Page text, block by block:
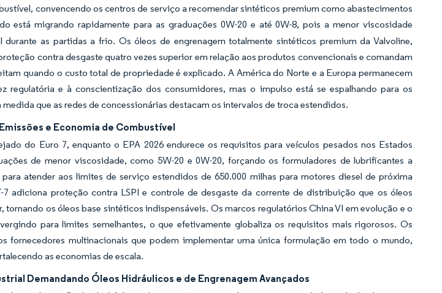
convencendo os centros de serviço a recomendar sintéticos premium como abastecimentos
está migrando rapidamente para as graduações 0W-20 e até 0W-8, pois a menor viscosidade
as partidas a frio. Os óleos de engrenagem totalmente sintéticos premium da Valvoline,
contra desgaste quatro vezes superior em relação aos produtos convencionais e comandam
quando o custo total de propriedade é explicado. A América do Norte e a Europa permanecem
regulatória e à conscientização dos consumidores, mas o impulso está se espalhando para os
que as redes de concessionárias destacam os intervalos de troca estendidos.
e Economia de Combustível
do Euro 7, enquanto o EPA 2026 endurece os requisitos para veículos pesados nos Estados
de menor viscosidade, como 5W-20 e 0W-20, forçando os formuladores de lubrificantes a
atender aos limites de serviço estendidos de 650.000 milhas para motores diesel de próxima
7 adiciona proteção contra LSPI e controle de desgaste da corrente de distribuição que os óleos
tornando os óleos base sintéticos indispensáveis. Os marcos regulatórios China VI em evolução e o
para limites semelhantes, o que efetivamente globaliza os requisitos mais rigorosos. Os
fornecedores multinacionais que podem implementar uma única formulação em todo o mundo,
as economias de escala.
Demandando Óleos Hidráulicos e de Engrenagem Avançados